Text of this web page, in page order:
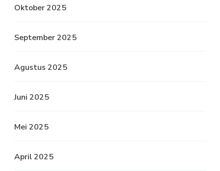
Oktober 2025
September 2025
Agustus 2025
Juni 2025
Mei 2025
April 2025